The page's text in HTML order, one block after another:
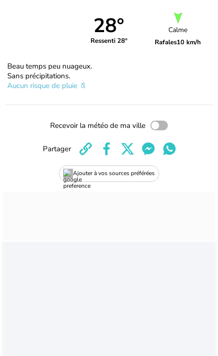
28°
Ressenti 28°
Calme
Rafales10 km/h
Beau temps peu nuageux.
Sans précipitations.
Aucun risque de pluie
Recevoir la météo de ma ville
Ajouter à vos sources préférées
Partager